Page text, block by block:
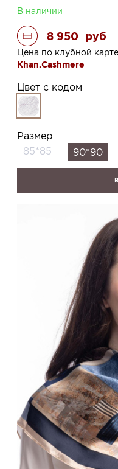
В наличии
8 950 руб
Цена по клубной карте
Khan.Cashmere
Цвет с кодом
Размер
85*85
90*90